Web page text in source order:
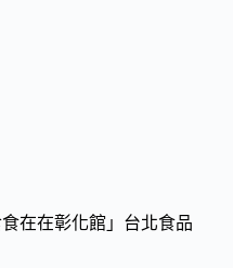
在在彰化館」台北食品